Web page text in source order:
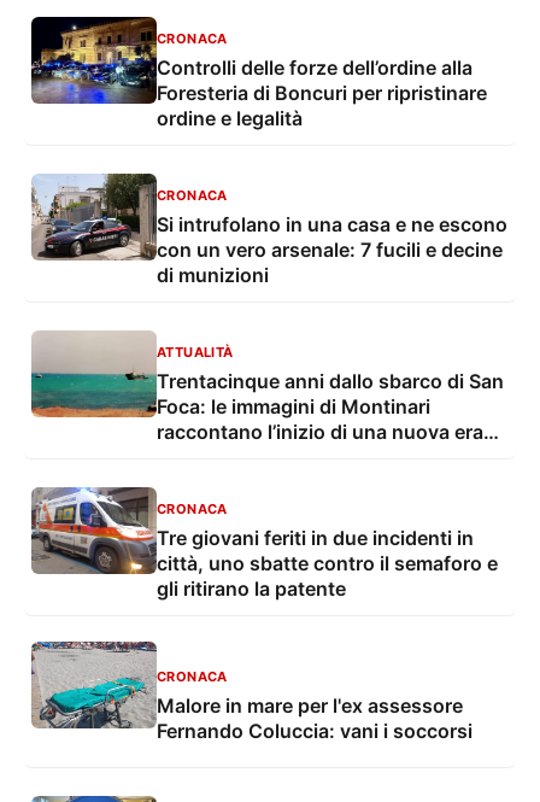
CRONACA
Controlli delle forze dell’ordine alla
Foresteria di Boncuri per ripristinare
ordine e legalità
CRONACA
Si intrufolano in una casa e ne escono
con un vero arsenale: 7 fucili e decine
di munizioni
ATTUALITÀ
Trentacinque anni dallo sbarco di San
Foca: le immagini di Montinari
raccontano l’inizio di una nuova era
CRONACA
Tre giovani feriti in due incidenti in
città, uno sbatte contro il semaforo e
gli ritirano la patente
CRONACA
Malore in mare per l'ex assessore
Fernando Coluccia: vani i soccorsi